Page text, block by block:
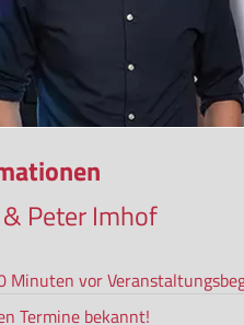
Peter Imhof
Minuten vor
Termine bekannt!